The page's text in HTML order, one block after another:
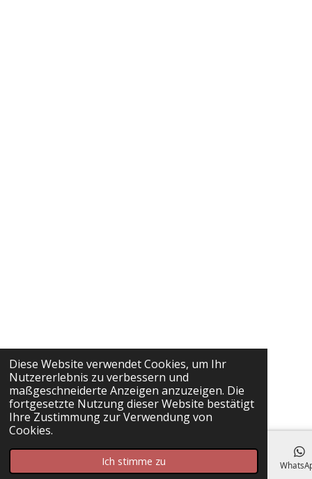
Diese Website verwendet Cookies, um Ihr
Nutzererlebnis zu verbessern und
maßgeschneiderte Anzeigen anzuzeigen. Die
fortgesetzte Nutzung dieser Website bestätigt
Ihre Zustimmung zur Verwendung von
Cookies.
Ich stimme zuFacebook